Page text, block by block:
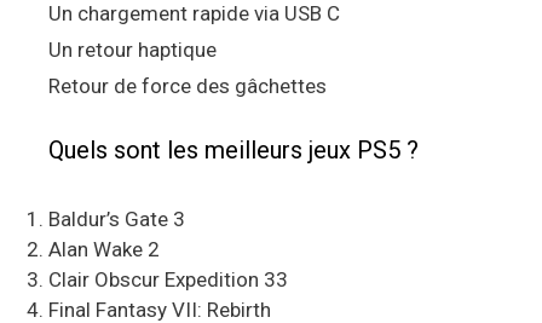
Un chargement rapide via USB C
Un retour haptique
Retour de force des gâchettes
Quels sont les meilleurs jeux PS5 ?
Baldur’s Gate 3
Alan Wake 2
Clair Obscur Expedition 33
Final Fantasy VII: Rebirth